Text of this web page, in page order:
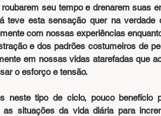
seu tempo e drenarem suas
esta sensação quer na verdade
com nossas experiências
e dos padrões costumeiros de
em nossas vidas atarefadas que
o esforço e tensão.
neste tipo de ciclo, pouco benefício
situações da vida diária para